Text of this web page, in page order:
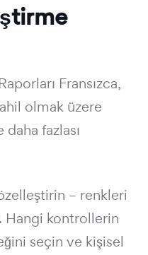
Fransızca,
olmak üzere
fazlası
– renkleri
Hangi kontrollerin
seçin ve kişisel